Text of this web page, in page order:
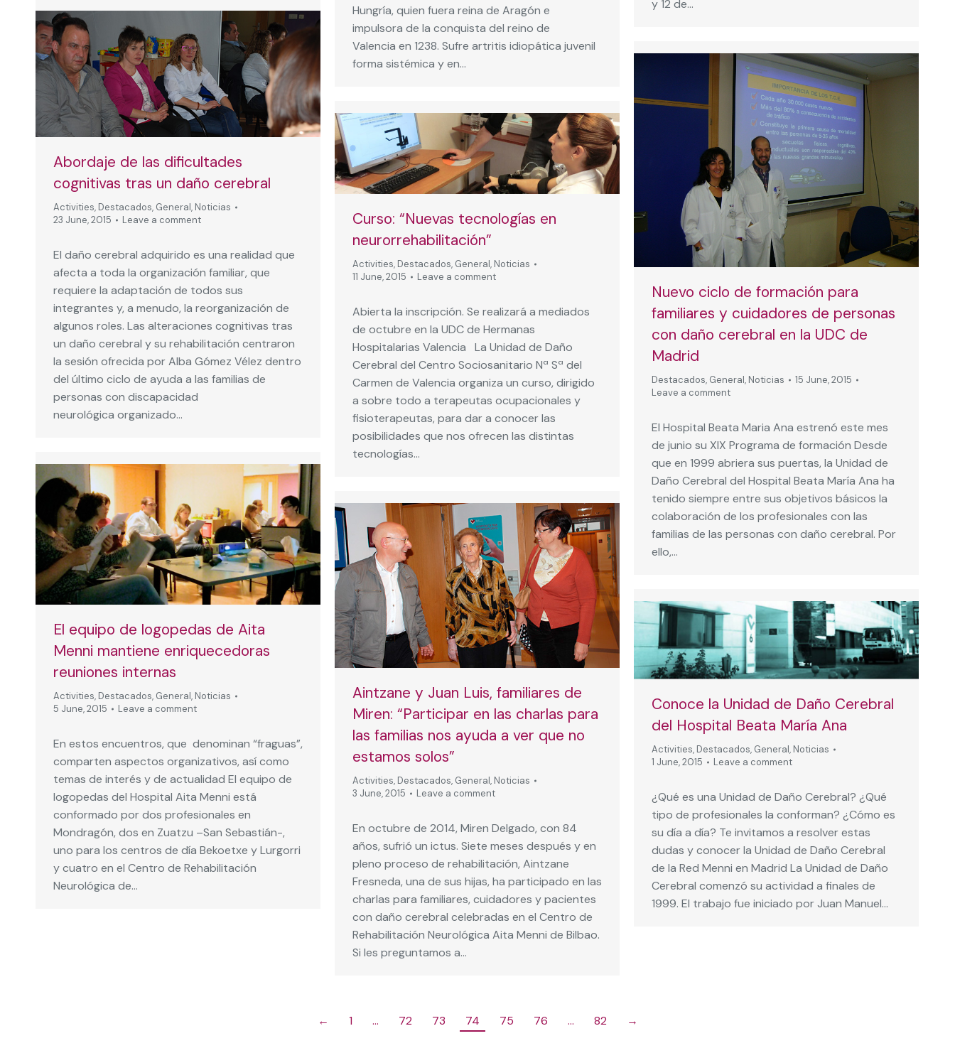
Hungría, quien fuera reina de Aragón e
impulsora de la conquista del reino de
Valencia en 1238. Sufre artritis idiopática juvenil
forma sistémica y en…
y 12 de…
Abordaje de las dificultades
cognitivas tras un daño cerebral
Activities, Destacados, General, Noticias
23 June, 2015
Leave a comment
El daño cerebral adquirido es una realidad que
afecta a toda la organización familiar, que
requiere la adaptación de todos sus
integrantes y, a menudo, la reorganización de
algunos roles. Las alteraciones cognitivas tras
un daño cerebral y su rehabilitación centraron
la sesión ofrecida por Alba Gómez Vélez dentro
del último ciclo de ayuda a las familias de
personas con discapacidad
neurológica organizado…
Nuevo ciclo de formación para
familiares y cuidadores de personas
con daño cerebral en la UDC de
Madrid
Destacados, General, Noticias
15 June, 2015
Leave a comment
El Hospital Beata Maria Ana estrenó este mes
de junio su XIX Programa de formación Desde
que en 1999 abriera sus puertas, la Unidad de
Daño Cerebral del Hospital Beata María Ana ha
tenido siempre entre sus objetivos básicos la
colaboración de los profesionales con las
familias de las personas con daño cerebral. Por
ello,…
Curso: “Nuevas tecnologías en
neurorrehabilitación”
Activities, Destacados, General, Noticias
11 June, 2015
Leave a comment
Abierta la inscripción. Se realizará a mediados
de octubre en la UDC de Hermanas
Hospitalarias Valencia La Unidad de Daño
Cerebral del Centro Sociosanitario Nª Sª del
Carmen de Valencia organiza un curso, dirigido
a sobre todo a terapeutas ocupacionales y
fisioterapeutas, para dar a conocer las
posibilidades que nos ofrecen las distintas
tecnologías…
El equipo de logopedas de Aita
Menni mantiene enriquecedoras
reuniones internas
Activities, Destacados, General, Noticias
5 June, 2015
Leave a comment
En estos encuentros, que denominan “fraguas”,
comparten aspectos organizativos, así como
temas de interés y de actualidad El equipo de
logopedas del Hospital Aita Menni está
conformado por dos profesionales en
Mondragón, dos en Zuatzu –San Sebastián-,
uno para los centros de día Bekoetxe y Lurgorri
y cuatro en el Centro de Rehabilitación
Neurológica de…
Aintzane y Juan Luis, familiares de
Miren: “Participar en las charlas para
las familias nos ayuda a ver que no
estamos solos”
Activities, Destacados, General, Noticias
3 June, 2015
Leave a comment
En octubre de 2014, Miren Delgado, con 84
años, sufrió un ictus. Siete meses después y en
pleno proceso de rehabilitación, Aintzane
Fresneda, una de sus hijas, ha participado en las
charlas para familiares, cuidadores y pacientes
con daño cerebral celebradas en el Centro de
Rehabilitación Neurológica Aita Menni de Bilbao.
Si les preguntamos a…
Conoce la Unidad de Daño Cerebral
del Hospital Beata María Ana
Activities, Destacados, General, Noticias
1 June, 2015
Leave a comment
¿Qué es una Unidad de Daño Cerebral? ¿Qué
tipo de profesionales la conforman? ¿Cómo es
su día a día? Te invitamos a resolver estas
dudas y conocer la Unidad de Daño Cerebral
de la Red Menni en Madrid La Unidad de Daño
Cerebral comenzó su actividad a finales de
1999. El trabajo fue iniciado por Juan Manuel…
← 1 … 72 73 74 75 76 … 82 →